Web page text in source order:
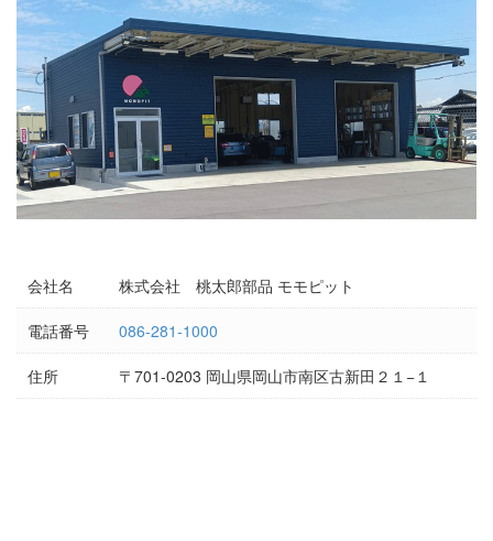
会社名 株式会社 桃太郎部品 モモピット
電話番号 086-281-1000
住所 〒701-0203 岡山県岡山市南区古新田２１−１